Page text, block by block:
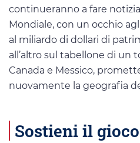
continueranno a fare
Mondiale, con un occhio
al miliardo di dollari di
all’altro sul tabellone di un
Canada e Messico,
nuovamente la geografia
Sostieni il